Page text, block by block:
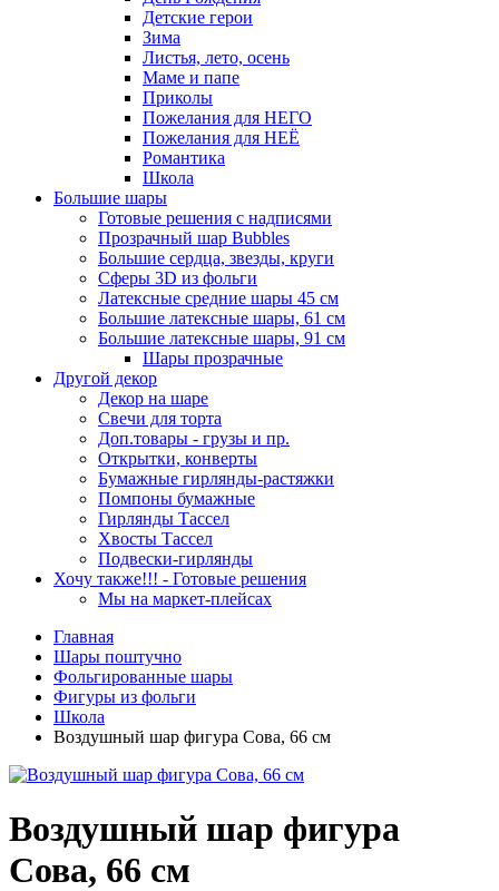
Детские герои
Зима
Листья, лето, осень
Маме и папе
Приколы
Пожелания для НЕГО
Пожелания для НЕЁ
Романтика
Школа
Большие шары
Готовые решения с надписями
Прозрачный шар Bubbles
Большие сердца, звезды, круги
Сферы 3D из фольги
Латексные средние шары 45 см
Большие латексные шары, 61 см
Большие латексные шары, 91 см
Шары прозрачные
Другой декор
Декор на шаре
Свечи для торта
Доп.товары - грузы и пр.
Открытки, конверты
Бумажные гирлянды-растяжки
Помпоны бумажные
Гирлянды Тассел
Хвосты Тассел
Подвески-гирлянды
Хочу также!!! - Готовые решения
Мы на маркет-плейсах
Главная
Шары поштучно
Фольгированные шары
Фигуры из фольги
Школа
Воздушный шар фигура Сова, 66 см
Воздушный шар фигура
Сова, 66 см